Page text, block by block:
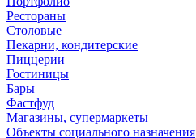
Рестораны
Столовые
Пекарни, кондитерские
Пиццерии
Гостиницы
Бары
Фастфуд
Магазины, супермаркеты
Объекты социального назначения